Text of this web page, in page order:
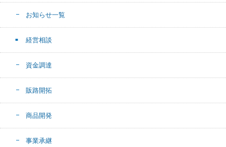
お知らせ一覧
経営相談
資金調達
販路開拓
商品開発
事業承継